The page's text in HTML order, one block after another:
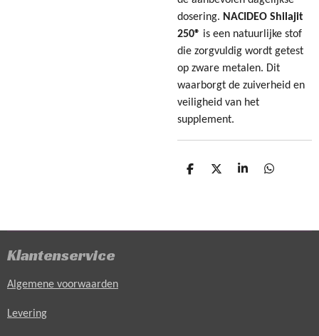
dosering. NACIDEO Shilajit
250® is een natuurlijke stof
die zorgvuldig wordt getest
op zware metalen. Dit
waarborgt de zuiverheid en
veiligheid van het
supplement.
D
D
S
D
Klantenservice
Algemene voorwaarden
Levering